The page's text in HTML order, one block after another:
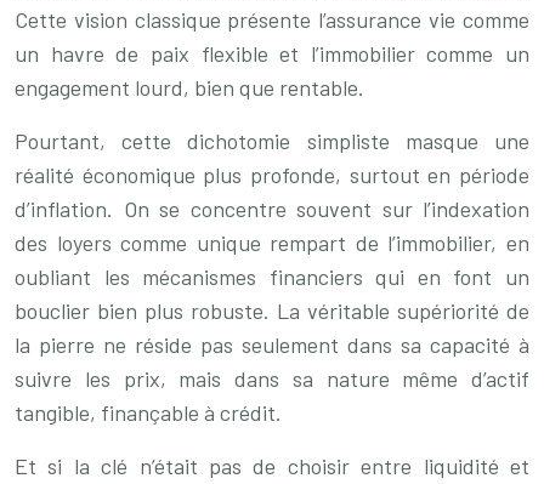
Cette vision classique présente l’assurance vie comme
un havre de paix flexible et l’immobilier comme un
engagement lourd, bien que rentable.
Pourtant, cette dichotomie simpliste masque une
réalité économique plus profonde, surtout en période
d’inflation. On se concentre souvent sur l’indexation
des loyers comme unique rempart de l’immobilier, en
oubliant les mécanismes financiers qui en font un
bouclier bien plus robuste. La véritable supériorité de
la pierre ne réside pas seulement dans sa capacité à
suivre les prix, mais dans sa nature même d’actif
tangible, finançable à crédit.
Et si la clé n’était pas de choisir entre liquidité et